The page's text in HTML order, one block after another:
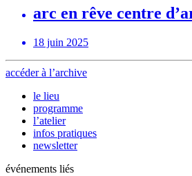
arc en rêve centre
18 juin 2025
accéder à l’archive
le lieu
programme
l’atelier
infos pratiques
newsletter
événements liés